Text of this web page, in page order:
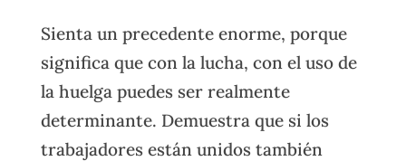
Sienta un precedente enorme, porque
significa que con la lucha, con el uso de
la huelga puedes ser realmente
determinante. Demuestra que si los
trabajadores están unidos también